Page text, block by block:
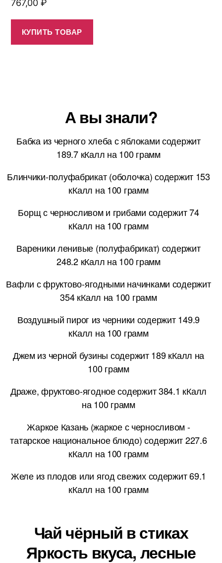
767,00 ₽
КУПИТЬ ТОВАР
А вы знали?
Бабка из черного хлеба с яблоками содержит
189.7 кКалл на 100 грамм
Блинчики-полуфабрикат (оболочка) содержит 153
кКалл на 100 грамм
Борщ с черносливом и грибами содержит 74
кКалл на 100 грамм
Вареники ленивые (полуфабрикат) содержит
248.2 кКалл на 100 грамм
Вафли с фруктово-ягодными начинками содержит
354 кКалл на 100 грамм
Воздушный пирог из черники содержит 149.9
кКалл на 100 грамм
Джем из черной бузины содержит 189 кКалл на
100 грамм
Драже, фруктово-ягодное содержит 384.1 кКалл
на 100 грамм
Жаркое Казань (жаркое с черносливом -
татарское национальное блюдо) содержит 227.6
кКалл на 100 грамм
Желе из плодов или ягод свежих содержит 69.1
кКалл на 100 грамм
Чай чёрный в стиках
Яркость вкуса, лесные